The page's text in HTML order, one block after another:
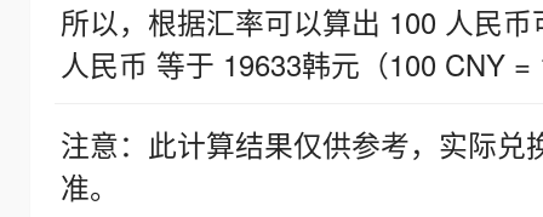
所以，根据汇率可以算出 100 人民
人民币 等于 19633韩元（100 CNY =
注意：此计算结果仅供参考，实际
准。